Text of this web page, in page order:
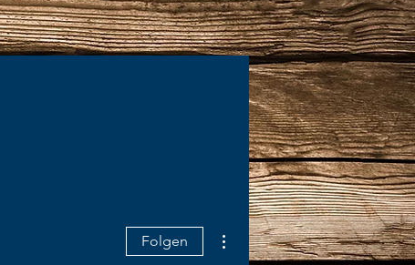
Folgen
Weitere Optionen